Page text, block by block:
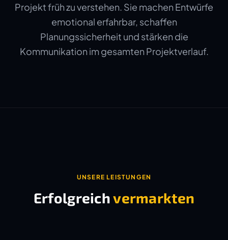
Projekt früh zu verstehen. Sie machen Entwürfe
emotional erfahrbar, schaffen
Planungssicherheit und stärken die
Kommunikation im gesamten Projektverlauf.
UNSERE LEISTUNGEN
Erfolgreichvermarkten